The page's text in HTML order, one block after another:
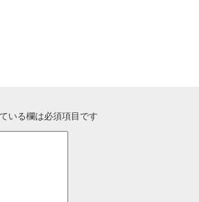
いる欄は必須項目です